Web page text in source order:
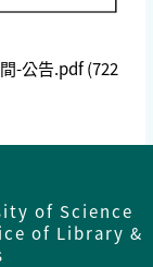
-公告.pdf (722
of Science
of Library &